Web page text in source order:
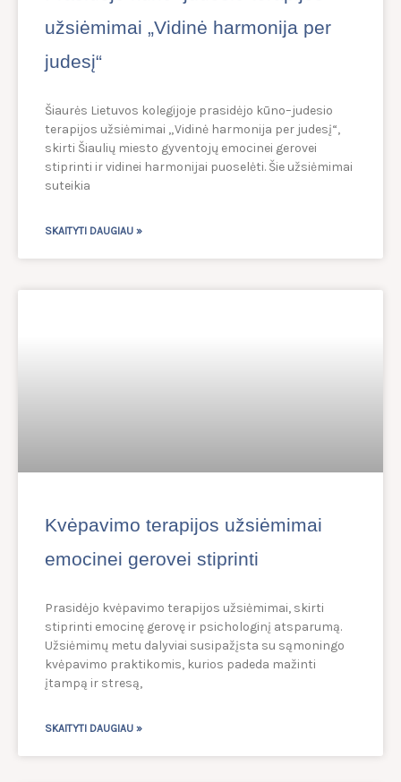
užsiėmimai „Vidinė harmonija per
judesį“
Šiaurės Lietuvos kolegijoje prasidėjo kūno–judesio
terapijos užsiėmimai „Vidinė harmonija per judesį“,
skirti Šiaulių miesto gyventojų emocinei gerovei
stiprinti ir vidinei harmonijai puoselėti. Šie užsiėmimai
suteikia
SKAITYTI DAUGIAU »
Kvėpavimo terapijos užsiėmimai
emocinei gerovei stiprinti
Prasidėjo kvėpavimo terapijos užsiėmimai, skirti
stiprinti emocinę gerovę ir psichologinį atsparumą.
Užsiėmimų metu dalyviai susipažįsta su sąmoningo
kvėpavimo praktikomis, kurios padeda mažinti
įtampą ir stresą,
SKAITYTI DAUGIAU »